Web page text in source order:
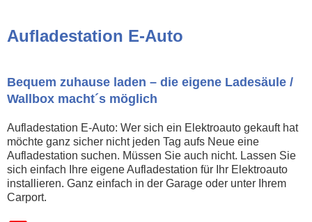
Aufladestation E-Auto
Bequem zuhause laden – die eigene Ladesäule /
Wallbox macht´s möglich
Aufladestation E-Auto: Wer sich ein Elektroauto gekauft hat
möchte ganz sicher nicht jeden Tag aufs Neue eine
Aufladestation suchen. Müssen Sie auch nicht. Lassen Sie
sich einfach Ihre eigene Aufladestation für Ihr Elektroauto
installieren. Ganz einfach in der Garage oder unter Ihrem
Carport.